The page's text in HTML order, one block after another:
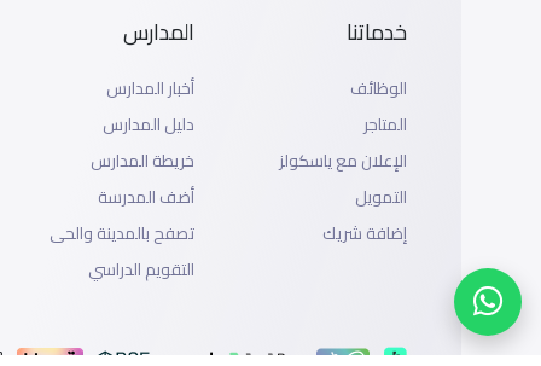
خدماتنا
الوظائف
المتاجر
الإعلان مع ياسكولز
التمويل
إضافة شريك
المدارس
أخبار المدارس
دليل المدارس
خريطة المدارس
أضف المدرسة
تصفح بالمدينة والحى
التقويم الدراسي